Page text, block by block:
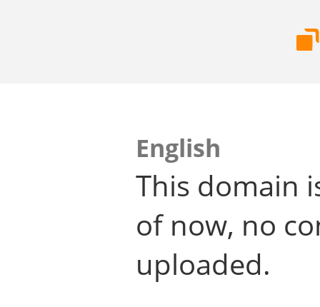
English
This domain
of now, no
uploaded.